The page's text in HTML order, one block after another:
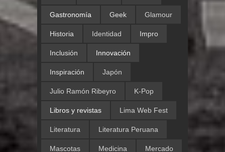
Gastronomía Geek Glamour
Historia Identidad Impro
Inclusión Innovación
Inspiración Japón
Julio Ramón Ribeyro K-Pop
Libros y revistas Lima Web Fest
Literatura Literatura Peruana
Mascotas Medicina Mercado